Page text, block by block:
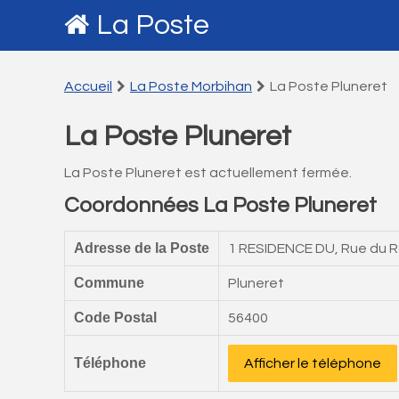
La Poste
Accueil La Poste Morbihan La Poste Pluneret
La Poste Pluneret
La Poste Pluneret est actuellement fermée.
Coordonnées La Poste Pluneret
Adresse de la Poste 1 RESIDENCE DU, Rue du
Commune Pluneret
Code Postal 56400
Téléphone Afficher le téléphone